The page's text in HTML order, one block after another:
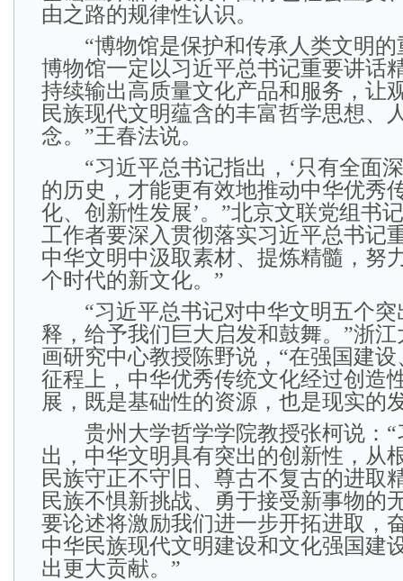
由之路的规律性认识。
“博物馆是保护和传承人类文明的
博物馆一定以习近平总书记重要讲话
持续输出高质量文化产品和服务，让
民族现代文明蕴含的丰富哲学思想、
念。”王春法说。
“习近平总书记指出，‘只有全面
的历史，才能更有效地推动中华优秀
化、创新性发展’。”北京文联党组书
工作者要深入贯彻落实习近平总书记
中华文明中汲取素材、提炼精髓，努
个时代的新文化。”
“习近平总书记对中华文明五个突
释，给予我们巨大启发和鼓舞。”浙
画研究中心教授陈野说，“在强国建
征程上，中华优秀传统文化经过创造
展，既是基础性的资源，也是现实的
贵州大学哲学学院教授张柯说：“
出，中华文明具有突出的创新性，从
民族守正不守旧、尊古不复古的进取
民族不惧新挑战、勇于接受新事物的
要论述将激励我们进一步开拓进取，
中华民族现代文明建设和文化强国建
出更大贡献。”